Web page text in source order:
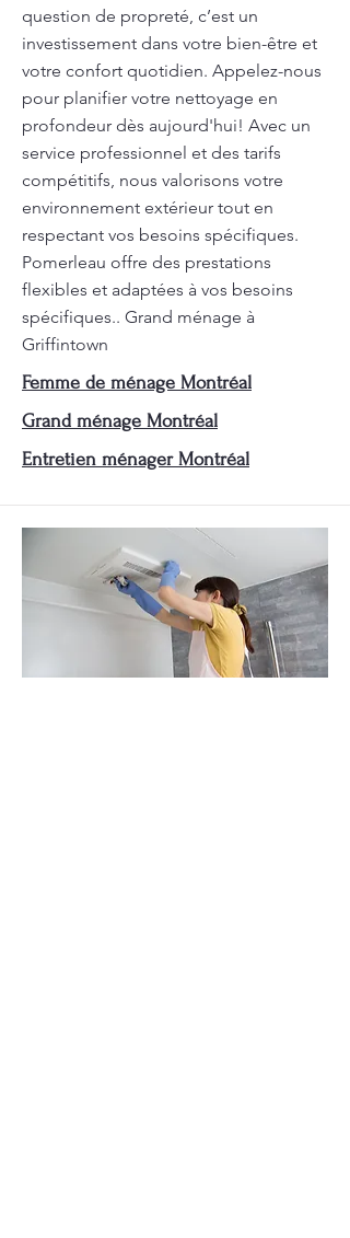
question de propreté, c’est un
investissement dans votre bien-être et
votre confort quotidien. Appelez-nous
pour planifier votre nettoyage en
profondeur dès aujourd'hui! Avec un
service professionnel et des tarifs
compétitifs, nous valorisons votre
environnement extérieur tout en
respectant vos besoins spécifiques.
Pomerleau offre des prestations
flexibles et adaptées à vos besoins
spécifiques.. Grand ménage à
Griffintown
Femme de ménage Montréal
Grand ménage Montréal
Entretien ménager Montréal